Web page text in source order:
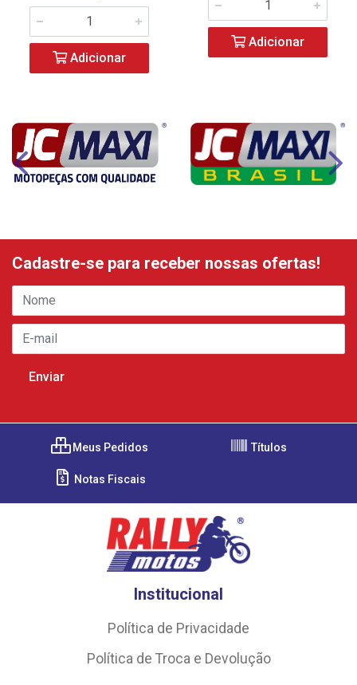
Adicionar
Adicionar
Cadastre-se para receber nossas ofertas!
Meus Pedidos Títulos
Notas Fiscais
Institucional
Política de Privacidade
Política de Troca e Devolução